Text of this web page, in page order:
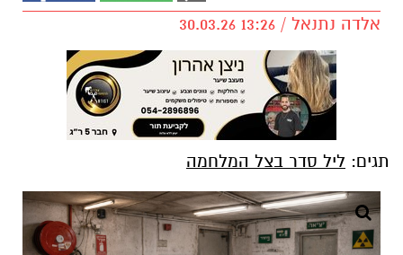
אלדה נתנאל / 13:26 30.03.26
תגים: ליל סדר בצל המלחמה